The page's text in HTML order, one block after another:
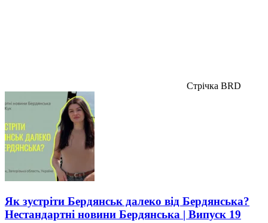
Стрічка BRD
Як зустріти Бердянськ далеко від Бердянська?
Нестандартні новини Бердянська | Випуск 19